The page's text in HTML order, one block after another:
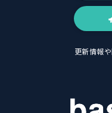
更新情報